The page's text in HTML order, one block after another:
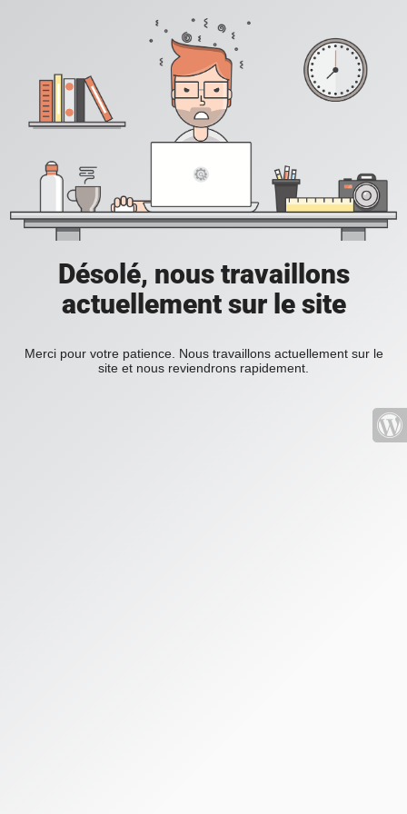
Désolé, nous travaillons
actuellement sur le site
Merci pour votre patience. Nous travaillons actuellement sur le
site et nous reviendrons rapidement.